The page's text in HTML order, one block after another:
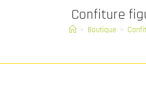
Confiture
> Boutique >